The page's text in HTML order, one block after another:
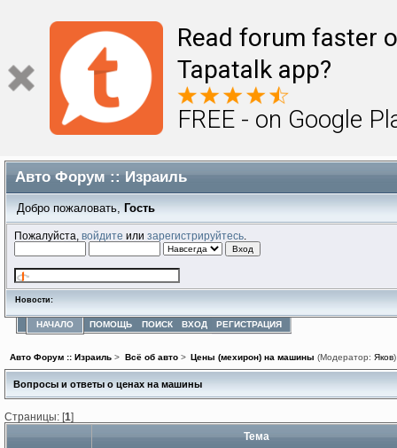
Read forum faster
Tapatalk app?
FREE - on Google
Авто Форум :: Израиль
Добро пожаловать, Гость
Пожалуйста,войдите илизарегистрируйтесь
Новости:
НАЧАЛО ПОМОЩЬ ПОИСК ВХОД РЕГИСТРАЦИЯ
Авто Форум :: Израиль > Всё об авто> Цены (мехирон) на машины (Модератор: Яков)
Вопросы и ответы о ценах на машины
Страницы: [1]
Тема